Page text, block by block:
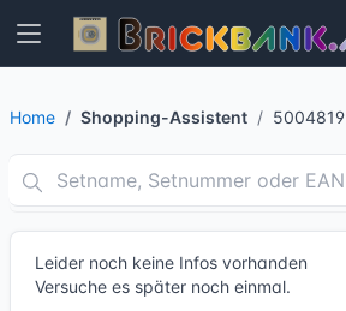
Home Shopping-Assistent 5004819
Leider noch keine Infos vorhanden
Versuche es später noch einmal.